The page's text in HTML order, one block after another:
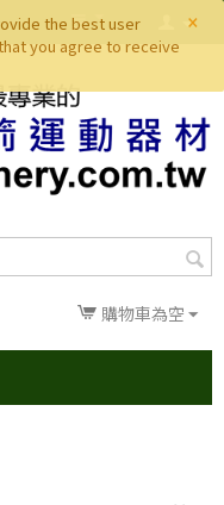
×
the best user
you agree to receive
購物車為空